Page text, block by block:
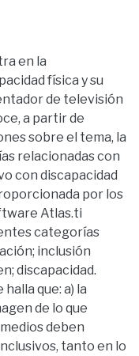
en la
física y su
de televisión
a partir de
sobre el tema, la
relacionadas con
con discapacidad
por los
Atlas.ti
categorías
inclusión
discapacidad.
que: a) la
de lo que
deben
tanto en lo